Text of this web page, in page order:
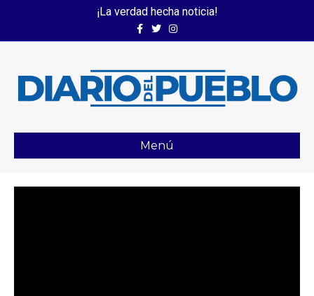
¡La verdad hecha noticia!
FacebookTwitterInstagram
Menú